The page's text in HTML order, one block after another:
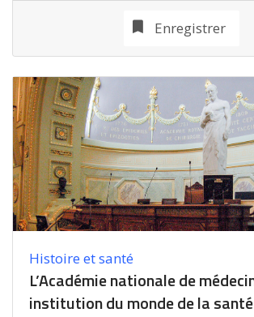
Enregistrer
Histoire et santé
L’Académie nationale de
institution du monde de la santé